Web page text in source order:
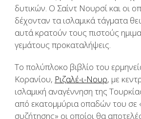
δυτικών. Ο Σαίντ Νουρσί και οι
δέχονταν τα ισλαμικά τάγματα
αυτά κρατούν τους πιστούς
γεμάτους προκαταλήψεις.
Το πολύπλοκο βιβλίο του
Κορανίου, Ριζαλέ-ι-Νουρ, με
ισλαμική αναγέννηση της
από εκατομμύρια οπαδών του σε
συζήτησης» οι οποίοι θα